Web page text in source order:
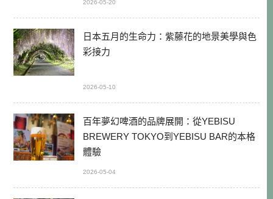
2026-05-20
日本五月的生命力：紫藤花的地景美學與色
彩接力
2026-05-10
百年夢幻啤酒的品牌展開：從YEBISU
BREWERY TOKYO到YEBISU BAR的本格
體驗
2026-05-04